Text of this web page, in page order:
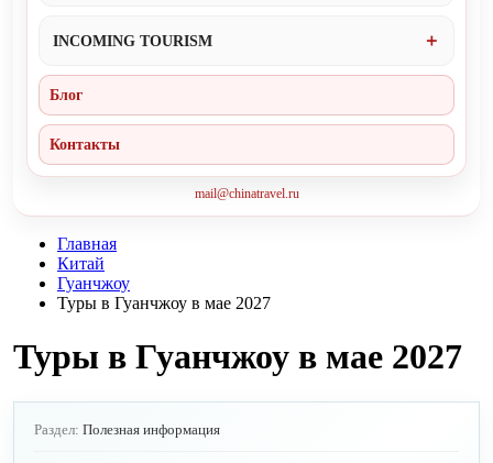
INCOMING TOURISM
Блог
Контакты
mail@chinatravel.ru
Главная
Китай
Гуанчжоу
Туры в Гуанчжоу в мае 2027
Туры в Гуанчжоу в мае 2027
Раздел: Полезная информация